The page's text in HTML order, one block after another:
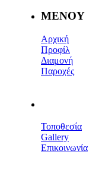
MENOY
Αρχική
Προφίλ
Διαμονή
Παροχές
Τοποθεσία
Gallery
Επικοινωνία